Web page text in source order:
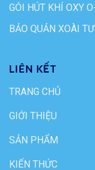
GÓI HÚT KHÍ OXY
BẢO QUẢN XOÀI
LIÊN KẾT
TRANG CHỦ
GIỚI THIỆU
SẢN PHẨM
KIẾN THỨC